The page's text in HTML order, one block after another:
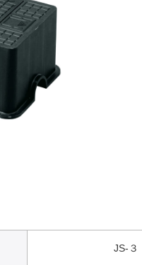
JS-３